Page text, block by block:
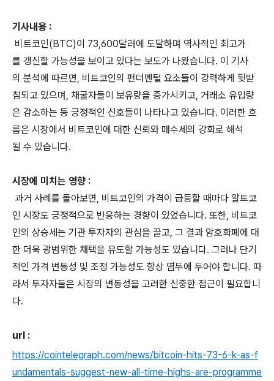
기사내용 :
비트코인(BTC)이 73,600달러에 도달하며 역사적인 최고가
를 갱신할 가능성을 보이고 있다는 보도가 나왔습니다. 이 기사
의 분석에 따르면, 비트코인의 펀더멘털 요소들이 강력하게 뒷받
침되고 있으며, 채굴자들이 보유량을 증가시키고, 거래소 유입량
은 감소하는 등 긍정적인 신호들이 나타나고 있습니다. 이러한 흐
름은 시장에서 비트코인에 대한 신뢰와 매수세의 강화로 해석
될 수 있습니다.
시장에 미치는 영향 :
과거 사례를 돌아보면, 비트코인의 가격이 급등할 때마다 알트코
인 시장도 긍정적으로 반응하는 경향이 있었습니다. 또한, 비트코
인의 상승세는 기관 투자자의 관심을 끌고, 그 결과 암호화폐에 대
한 더욱 광범위한 채택을 유도할 가능성도 있습니다. 그러나 단기
적인 가격 변동성 및 조정 가능성도 항상 염두에 두어야 합니다. 따
라서 투자자들은 시장의 변동성을 고려한 신중한 접근이 필요합니
다.
url :
https://cointelegraph.com/news/bitcoin-hits-73-6-k-as-f
undamentals-suggest-new-all-time-highs-are-programme